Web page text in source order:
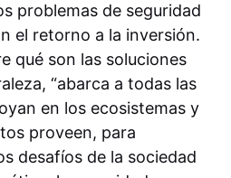
problemas de seguridad
el retorno a la inversión.
qué son las soluciones
“abarca a todas las
en los ecosistemas y
proveen, para
desafíos de la sociedad